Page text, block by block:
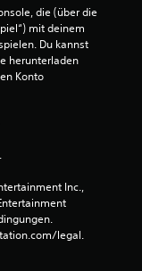
g
e
die (über die
mit deinem
Du kannst
herunterladen
Konto
Inc.,
legal.